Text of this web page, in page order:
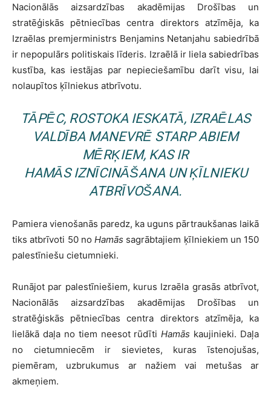
Nacionālās aizsardzības akadēmijas Drošības un
stratēģiskās pētniecības centra direktors atzīmēja, ka
Izraēlas premjerministrs Benjamins Netanjahu sabiedrībā
ir nepopulārs politiskais līderis. Izraēlā ir liela sabiedrības
kustība, kas iestājas par nepieciešamību darīt visu, lai
nolaupītos ķīlniekus atbrīvotu.
TĀPĒC, ROSTOKA IESKATĀ, IZRAĒLAS
VALDĪBA MANEVRĒ STARP ABIEM
MĒRĶIEM, KAS IR
HAMĀS IZNĪCINĀŠANA UN ĶĪLNIEKU
ATBRĪVOŠANA.
Pamiera vienošanās paredz, ka uguns pārtraukšanas laikā
tiks atbrīvoti 50 no Hamās sagrābtajiem ķīlniekiem un 150
palestīniešu cietumnieki.
Runājot par palestīniešiem, kurus Izraēla grasās atbrīvot,
Nacionālās aizsardzības akadēmijas Drošības un
stratēģiskās pētniecības centra direktors atzīmēja, ka
lielākā daļa no tiem neesot rūdītiHamās kaujinieki. Daļa
no cietumniecēm ir sievietes, kuras īstenojušas,
piemēram, uzbrukumus ar nažiem vai metušas ar
akmeņiem.